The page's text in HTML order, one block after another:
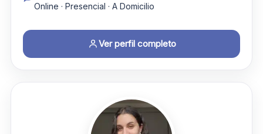
Online · Presencial · A Domicilio
Ver perfil completo